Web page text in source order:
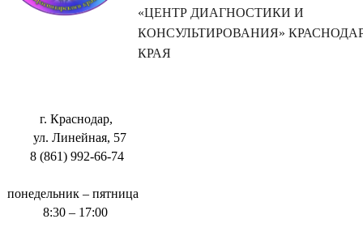
«ЦЕНТР ДИАГНОСТИКИ И
КОНСУЛЬТИРОВАНИЯ»
КРАЯ
г. Краснодар,
ул. Линейная, 57
8 (861) 992-66-74
понедельник – пятница
8:30 – 17:00